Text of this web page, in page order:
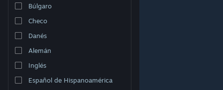
Búlgaro
Checo
Danés
Alemán
Inglés
Español de Hispanoamérica